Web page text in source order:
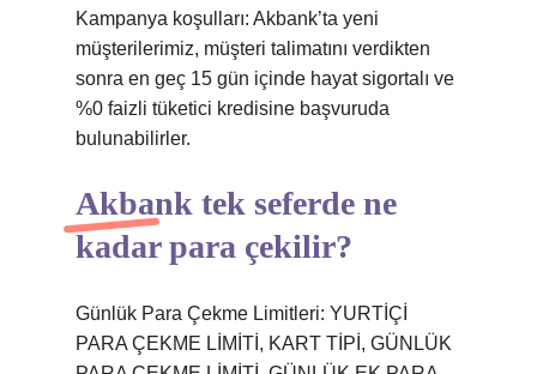
Kampanya koşulları: Akbank’ta yeni
müşterilerimiz, müşteri talimatını verdikten
sonra en geç 15 gün içinde hayat sigortalı ve
%0 faizli tüketici kredisine başvuruda
bulunabilirler.
Akbank tek seferde ne
kadar para çekilir?
Günlük Para Çekme Limitleri: YURTİÇİ
PARA ÇEKME LİMİTİ, KART TİPİ, GÜNLÜK